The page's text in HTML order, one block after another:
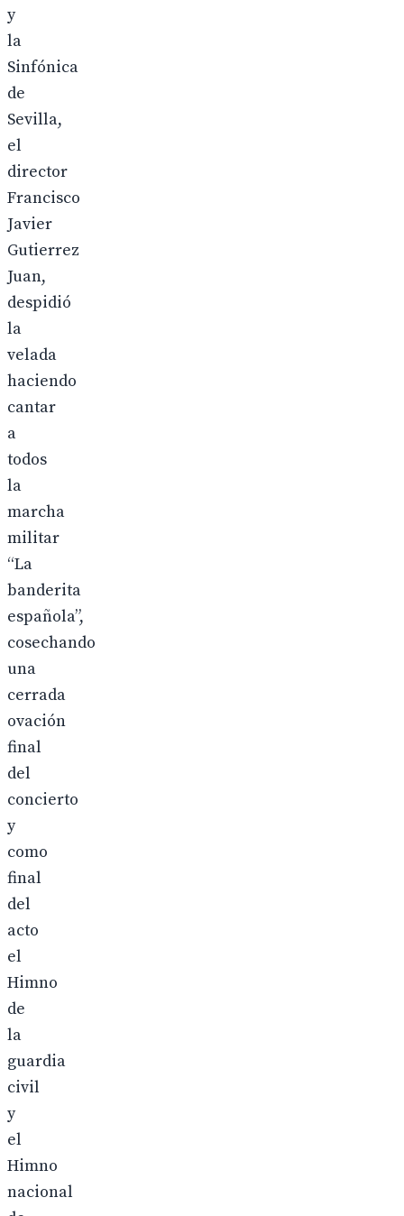
y
la
Sinfónica
de
Sevilla,
el
director
Francisco
Javier
Gutierrez
Juan,
despidió
la
velada
haciendo
cantar
a
todos
la
marcha
militar
“La
banderita
española”,
cosechando
una
cerrada
ovación
final
del
concierto
y
como
final
del
acto
el
Himno
de
la
guardia
civil
y
el
Himno
nacional